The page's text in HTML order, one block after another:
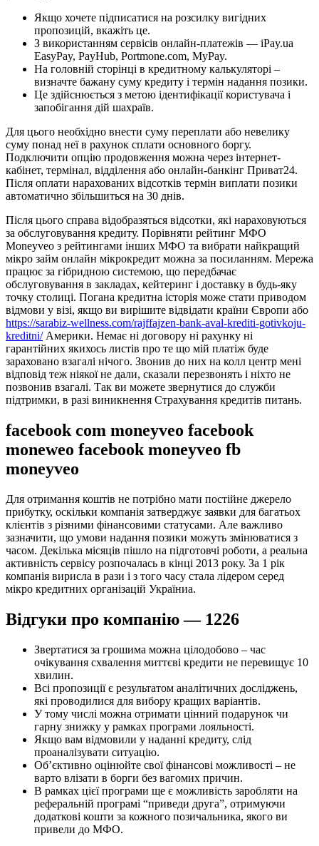
Якщо хочете підписатися на розсилку вигідних
пропозицій, вкажіть це.
З використанням сервісів онлайн-платежів — iPay.ua
EasyPay, PayHub, Portmone.com, MyPay.
На головній сторінці в кредитному калькуляторі –
визначте бажану суму кредиту і термін надання позики.
Це здійснюється з метою ідентифікації користувача і
запобігання дій шахраїв.
Для цього необхідно внести суму переплати або невелику
суму понад неї в рахунок сплати основного боргу.
Подключити опцію продовження можна через інтернет-
кабінет, термінал, відділення або онлайн-банкінг Приват24.
Після оплати нарахованих відсотків термін виплати позики
автоматично збільшиться на 30 днів.
Після цього справа відобразяться відсотки, які нараховуються
за обслуговування кредиту. Порівняти рейтинг МФО
Moneyveo з рейтингами інших МФО та вибрати найкращий
мікро займ онлайн мікрокредит можна за посиланням. Мережа
працює за гібридною системою, що передбачає
обслуговування в закладах, кейтеринг і доставку в будь-яку
точку столиці. Погана кредитна історія може стати приводом
відмови у візі, якщо ви вирішите відвідати країни Європи або
https://sarabiz-wellness.com/rajffajzen-bank-aval-krediti-gotivkoju-
kreditni/Америки. Немає ні договору ні рахунку ні
гарантійних якихось листів про те що мій платіж буде
зараховано взагалі нічого. Звонив до них на колл центр мені
відповід теж ніякої не дали, сказали перезвонять і ніхто не
позвонив взагалі. Так ви можете звернутися до служби
підтримки, в разі виникнення Страхування кредитів питань.
facebook com moneyveo facebook
moneweo facebook moneyveo fb
moneyveo
Для отримання коштів не потрібно мати постійне джерело
прибутку, оскільки компанія затверджує заявки для багатьох
клієнтів з різними фінансовими статусами. Але важливо
зазначити, що умови надання позики можуть змінюватися з
часом. Декілька місяців пішло на підготовчі роботи, а реальна
активність сервісу розпочалась в кінці 2013 року. За 1 рік
компанія вирисла в рази і з того часу стала лідером серед
мікро кредитних організацій Україниа.
Відгуки про компанію — 1226
Звертатися за грошима можна цілодобово – час
очікування схвалення миттєві кредити не перевищує 10
хвилин.
Всі пропозиції є результатом аналітичних досліджень,
які проводилися для вибору кращих варіантів.
У тому числі можна отримати цінний подарунок чи
гарну знижку у рамках програми лояльності.
Якщо вам відмовили у наданні кредиту, слід
проаналізувати ситуацію.
Об’єктивно оцінюйте свої фінансові можливості – не
варто влізати в борги без вагомих причин.
В рамках цієї програми ще є можливість заробляти на
реферальній програмі “приведи друга”, отримуючи
додаткові кошти за кожного позичальника, якого ви
привели до МФО.